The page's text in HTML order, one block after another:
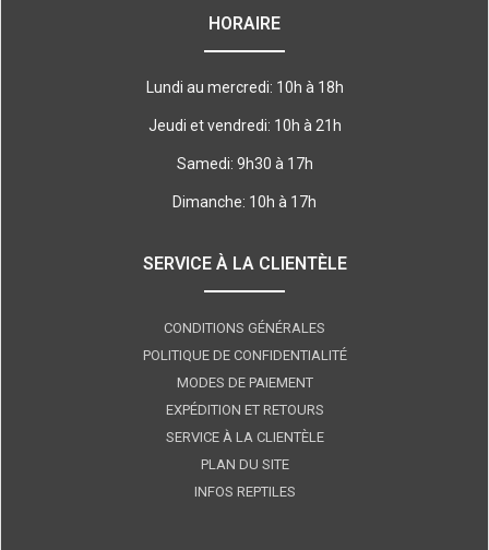
HORAIRE
Lundi au mercredi: 10h à 18h
Jeudi et vendredi: 10h à 21h
Samedi: 9h30 à 17h
Dimanche: 10h à 17h
SERVICE À LA CLIENTÈLE
CONDITIONS GÉNÉRALES
POLITIQUE DE CONFIDENTIALITÉ
MODES DE PAIEMENT
EXPÉDITION ET RETOURS
SERVICE À LA CLIENTÈLE
PLAN DU SITE
INFOS REPTILES